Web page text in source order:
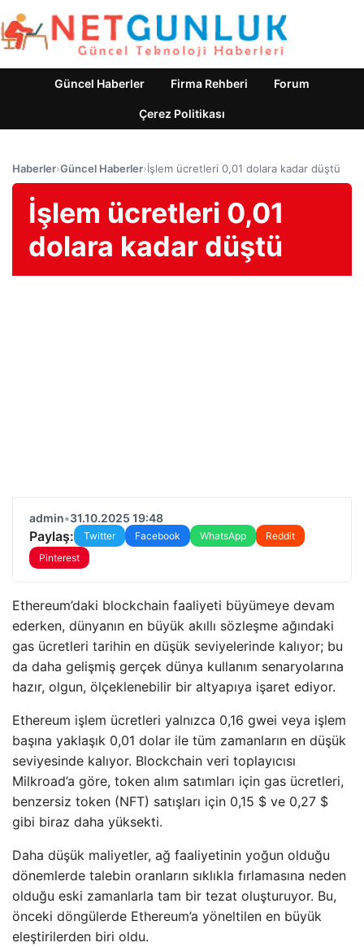
Güncel Haberler Firma Rehberi Forum
Çerez Politikası
Haberler›Güncel Haberler›İşlem ücretleri 0,01 dolara kadar düştü
İşlem ücretleri 0,01
dolara kadar düştü
admin•31.10.2025 19:48
Paylaş: Twitter Facebook WhatsApp
Reddit
Pinterest
Ethereum’daki blockchain faaliyeti büyümeye devam
ederken, dünyanın en büyük akıllı sözleşme ağındaki
gas ücretleri tarihin en düşük seviyelerinde kalıyor; bu
da daha gelişmiş gerçek dünya kullanım senaryolarına
hazır, olgun, ölçeklenebilir bir altyapıya işaret ediyor.
Ethereum işlem ücretleri yalnızca 0,16 gwei veya işlem
başına yaklaşık 0,01 dolar ile tüm zamanların en düşük
seviyesinde kalıyor. Blockchain veri toplayıcısı
Milkroad’a göre, token alım satımları için gas ücretleri,
benzersiz token (NFT) satışları için 0,15 $ ve 0,27 $
gibi biraz daha yüksekti.
Daha düşük maliyetler, ağ faaliyetinin yoğun olduğu
dönemlerde talebin oranların sıklıkla fırlamasına neden
olduğu eski zamanlarla tam bir tezat oluşturuyor. Bu,
önceki döngülerde Ethereum’a yöneltilen en büyük
eleştirilerden biri oldu.